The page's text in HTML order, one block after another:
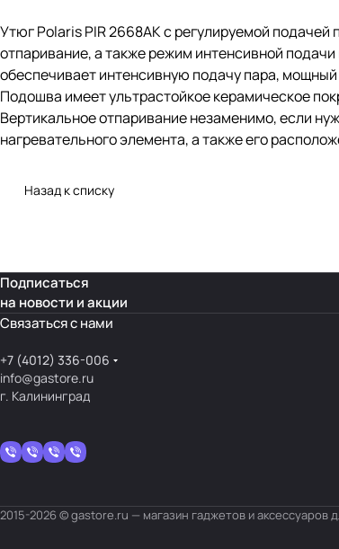
Утюг Polaris PIR 2668AK с регулируемой
отпаривание, а также режим интенсивной
обеспечивает интенсивную подачу пара,
Подошва имеет ультрастойкое керамическое
Вертикальное отпаривание незаменимо, если
нагревательного элемента, а также его
Назад к списку
Подписаться
на новости и акции
Связаться с нами
+7 (4012) 336-006
info@gastore.ru
г. Калининград
2015-2026 © gastore.ru — магазин гаджетов и аксессуаров